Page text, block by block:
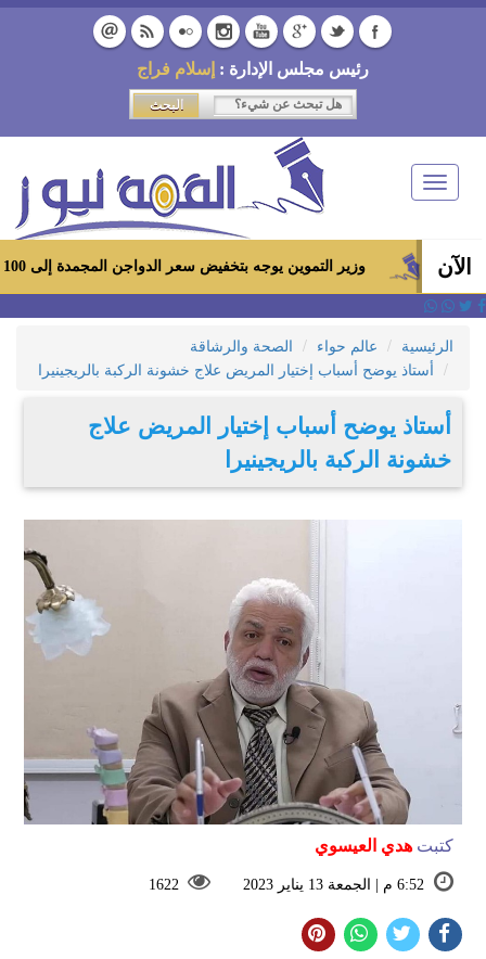
رئيس مجلس الإدارة : إسلام فراج
Toggle
navigation
الآن وزير التموين يوجه بتخفيض سعر الدواجن المجمدة إلى 100 جنيه للكيلو بالمجمعات الاستهلاكية ومعارض «أهلاً رمضان»
الرئيسية عالم حواء
الصحة والرشاقة
أستاذ يوضح أسباب إختيار المريض علاج خشونة الركبة بالريجينيرا
أستاذ يوضح أسباب إختيار المريض علاج
خشونة الركبة بالريجينيرا
كتبت هدي العيسوي
6:52 م | الجمعة 13 يناير 2023 1622